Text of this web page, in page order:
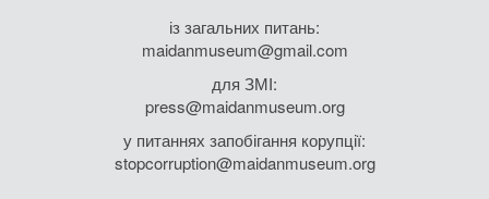
із загальних питань:
maidanmuseum@gmail.com
для ЗМІ:
press@maidanmuseum.org
у питаннях запобігання корупції:
stopcorruption@maidanmuseum.org